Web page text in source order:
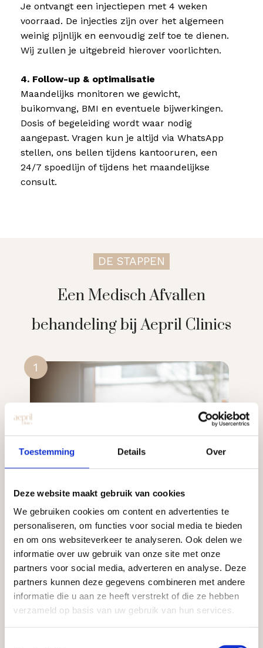
Toestemming Details Over
Deze website maakt gebruik van cookies
We gebruiken cookies om content en advertenties te
personaliseren, om functies voor social media te bieden
en om ons websiteverkeer te analyseren. Ook delen we
informatie over uw gebruik van onze site met onze
partners voor social media, adverteren en analyse. Deze
partners kunnen deze gegevens combineren met andere
informatie die u aan ze heeft verstrekt of die ze hebben
verzameld op basis van uw gebruik van hun services.
Je ontvangt een injectiepen met 4 weken
voorraad. De injecties zijn over het algemeen
weinig pijnlijk en eenvoudig zelf toe te dienen.
Wij zullen je uitgebreid hierover voorlichten.
4. Follow-up & optimalisatie
Maandelijks monitoren we gewicht,
buikomvang, BMI en eventuele bijwerkingen.
Dosis of begeleiding wordt waar nodig
aangepast. Vragen kun je altijd via WhatsApp
stellen, ons bellen tijdens kantooruren, een
24/7 spoedlijn of tijdens het maandelijkse
consult.
DE STAPPEN
Een Medisch Afvallen
behandeling bij Aepril Clinics
1